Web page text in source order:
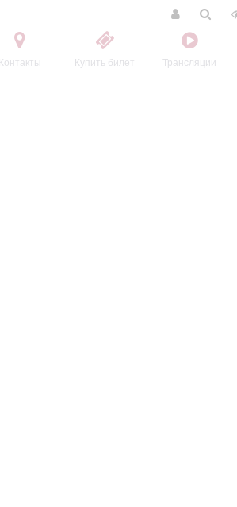
Контакты Купить билет Трансляции